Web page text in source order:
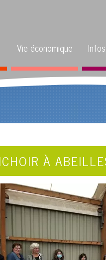
Vie économique
À